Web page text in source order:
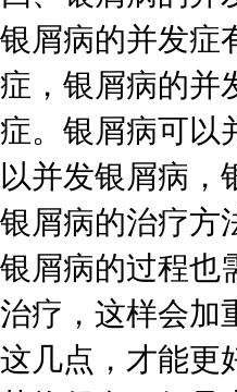
银屑病的并发症
症，银屑病的并
症。银屑病可以
以并发银屑病，
银屑病的治疗方
银屑病的过程也
治疗，这样会加
这几点，才能更